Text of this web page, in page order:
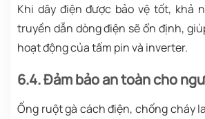
Khi dây điện được bảo vệ tốt, khả
truyền dẫn dòng điện sẽ ổn định,
hoạt động của tấm pin và inverter.
6.4. Đảm bảo an toàn cho
Ống ruột gà cách điện, chống cháy